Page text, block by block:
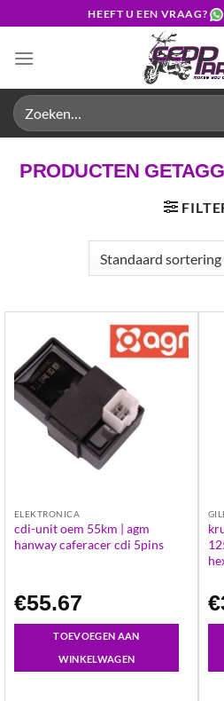
naar
inhoud
HEEFT U EEN VRAAG?
Zoeken
naar:
PRODUCTEN
ELEKTRONICA
cdi-unit oem 55km | agm
hanway caferacer cdi 5pins
€55.67
TOEVOEGEN AAN
WINKELWAGEN
€